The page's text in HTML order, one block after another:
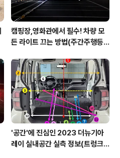
캠핑장,영화관에서 필수! 차량 모
든 라이트 끄는 방법(주간주행등D
'공간'에 진심인 2023 더뉴기아
레이 실내공간 실측 정보(트렁크,